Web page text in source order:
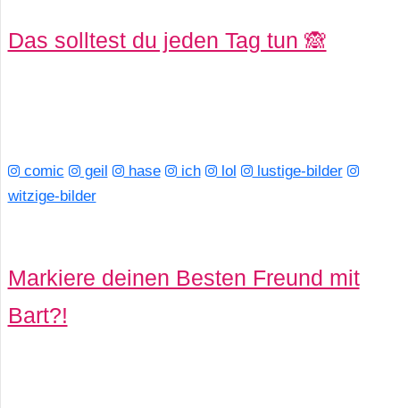
r
Das solltest du jeden Tag tun 🙈
comic geil hase ich lol
lustige-bilder
witzige-bilder
Markiere deinen Besten Freund mit
Bart?!